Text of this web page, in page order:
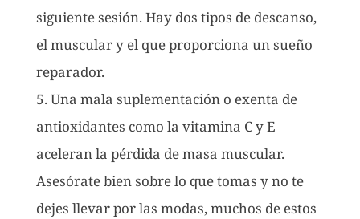
siguiente sesión. Hay dos tipos de descanso,
el muscular y el que proporciona un sueño
reparador.
5. Una mala suplementación o exenta de
antioxidantes como la vitamina C y E
aceleran la pérdida de masa muscular.
Asesórate bien sobre lo que tomas y no te
dejes llevar por las modas, muchos de estos